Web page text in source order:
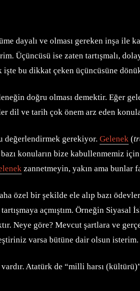
dayalı ve olması gereken inşa ile
Üçüncüsü ise zaten tartışmalı,
bu dikkat çeken üçüncüsüne
doğru olması demektir. Eğer
dil ve tarih çok önem arz eden
gerekiyor. Gelenek (
konuların bize kabullenmemiz
zannetmeyin, yakın ama bunlar
özel bir şekilde ele alıp bazı
açmıştım. Örneğin
Neye göre? Mevcut şartlara ve
varsa bütüne dair olsun
Atatürk de “milli harsı